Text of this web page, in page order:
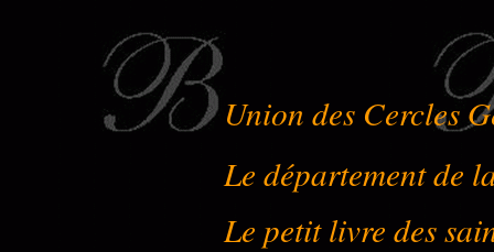
Union des Cercles
Le département de
Le petit livre des